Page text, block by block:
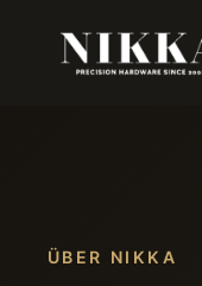
springen
ÜBER NIKKA